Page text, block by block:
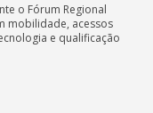
o Fórum Regional
mobilidade, acessos
e qualificação